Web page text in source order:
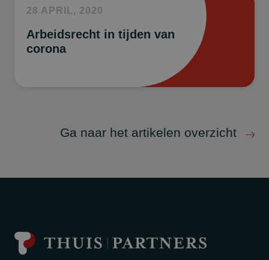
28 APRIL, 2020
Arbeidsrecht in tijden van
corona
Ga naar het artikelen overzicht